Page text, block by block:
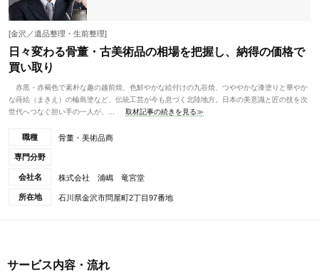
[金沢／遺品整理・生前整理]
日々変わる骨董・古美術品の相場を把握し、納得の価格で
買い取り
赤黒・赤褐色で素朴な趣の越前焼、色鮮やかな絵付けの九谷焼、つややかな漆塗りと華やか
な蒔絵（まきえ）の輪島塗など、伝統工芸が今も息づく北陸地方。日本の美意識と匠の技を次
世代へつなぐ担い手の一人が、...
取材記事の続きを見る≫
職種 骨董・美術品商
専門分野
会社名 株式会社 浦嶋 竜宮堂
所在地 石川県金沢市問屋町2丁目97番地
サービス内容・流れ